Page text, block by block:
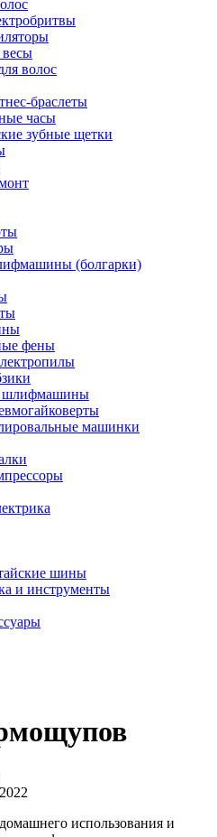
волос
браслеты
часы
зубные щетки
(болгарки)
фены
шлифмашины
машинки
шины
и инструменты
использования и